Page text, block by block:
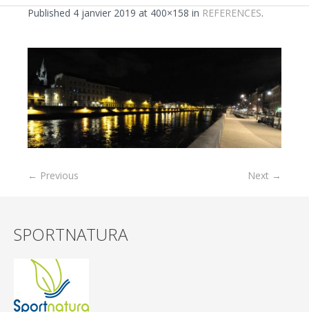
Published 4 janvier 2019 at 400×158 in REFERENCES.
← Previous Next →
SPORTNATURA